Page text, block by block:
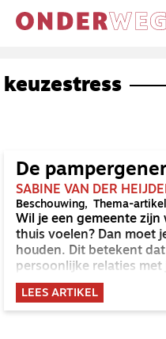
keuzestress
De
SABINE VAN DER
Beschouwing Thema-
Wil je een gemeente zijn
thuis voelen? Dan moet
houden. Dit betekent
persoonlijke relaties
met hun belevingswereld
LEES ARTIKEL